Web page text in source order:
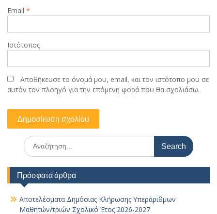
Email *
Ιστότοπος
Αποθήκευσε το όνομά μου, email, και τον ιστότοπο μου σε
αυτόν τον πλοηγό για την επόμενη φορά που θα σχολιάσω.
Search
for:
Πρόσφατα άρθρα
Αποτελέσματα Δημόσιας Κλήρωσης Υπεράριθμων
Μαθητών/τριών Σχολικό Έτος 2026-2027